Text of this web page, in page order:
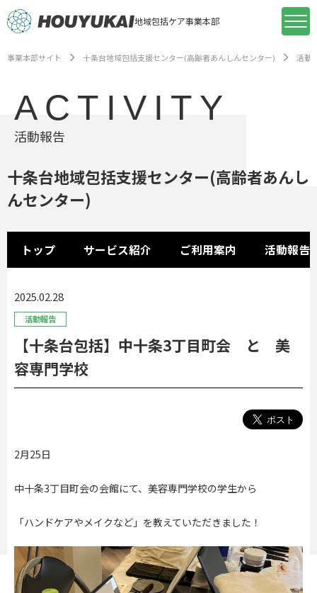
地域包括ケア事業本部
事業本部サイト 十条台地域包括支援センター(高齢者あんしんセンター) 活動
ACTIVITY
活動報告
十条台地域包括支援センター(高齢者あんし
んセンター)
トップ サービス紹介 ご利用案内 活動報告
2025.02.28
活動報告
【十条台包括】中十条3丁目町会 と 美
容専門学校
2月25日
中十条3丁目町会の会館にて、美容専門学校の学生から
「ハンドケアやメイクなど」を教えていただきました！